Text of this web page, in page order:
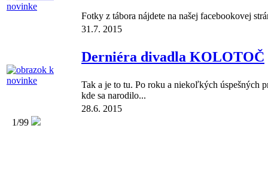
Fotky z tábora nájdete na našej facebookovej
31.7. 2015
Derniéra divadla KOLOTOČ
Tak a je to tu. Po roku a niekoľkých úspešných
kde sa narodilo...
28.6. 2015
1/99